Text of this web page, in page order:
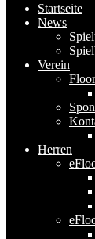
Startseite
News
Verein
Herren